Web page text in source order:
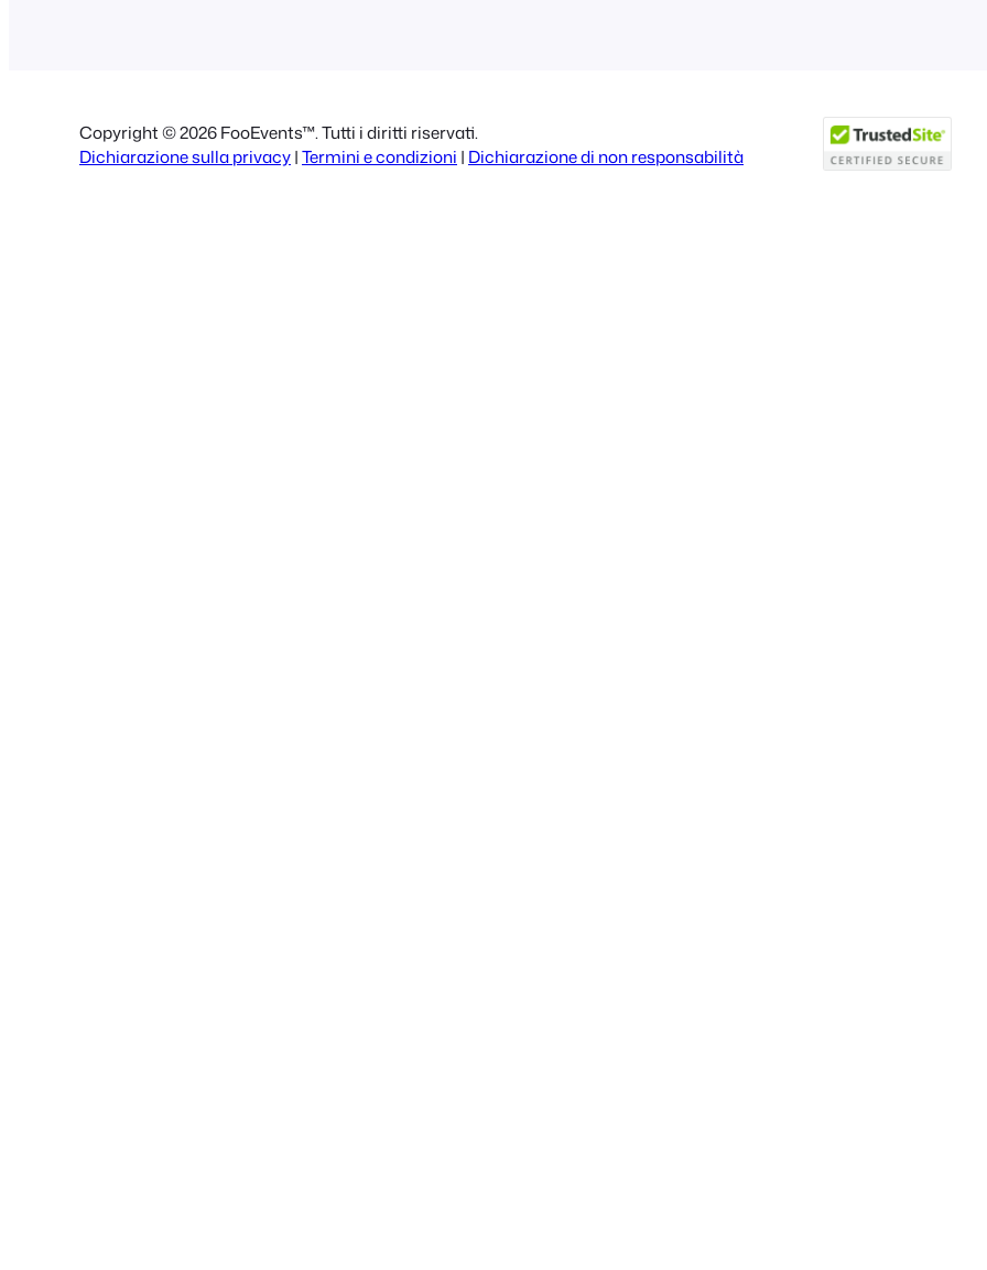
Copyright © 2026 FooEvents™. Tutti i diritti riservati.
Dichiarazione sulla privacy|Termini e condizioni | Dichiarazione di non responsabilità